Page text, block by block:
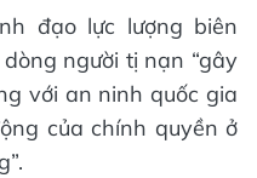
đạo lực lượng biên
người tị nạn “gây
với an ninh quốc gia
của chính quyền ở